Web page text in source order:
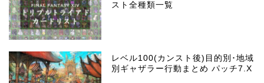
スト全種類一覧
レベル100(カンスト後)目的別･地域
別ギャザラー行動まとめ パッチ7.X